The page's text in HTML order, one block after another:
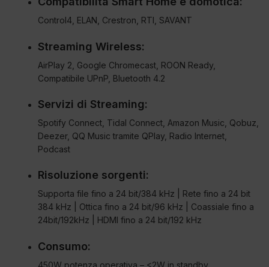
Control4, ELAN, Crestron, RTI, SAVANT
Streaming Wireless:
AirPlay 2, Google Chromecast, ROON Ready,
Compatibile UPnP, Bluetooth 4.2
Servizi di Streaming:
Spotify Connect, Tidal Connect, Amazon Music, Qobuz,
Deezer, QQ Music tramite QPlay, Radio Internet,
Podcast
Risoluzione sorgenti:
Supporta file fino a 24 bit/384 kHz | Rete fino a 24 bit
384 kHz | Ottica fino a 24 bit/96 kHz | Coassiale fino a
24bit/192kHz | HDMI fino a 24 bit/192 kHz
Consumo:
450W potenza operativa – <2W in standby